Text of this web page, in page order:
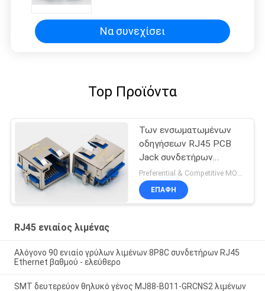
Να συνεχίσει
Top Προϊόντα
Των ενσωματωμένων
οδηγήσεων RJ45 PCB
Jack συνδετήρων
λιμένας που
προστατεύεται ενιαίος
με τις ετικέττες της
Preferential & Competitive MOQ:6000
ΕΠΑΦΉ
RJ45 ενιαίος λιμένας
Αλόγονο 90 ενιαίο γρύλων λιμένων 8P8C συνδετήρων RJ45
Ethernet βαθμού - ελεύθερο
SMT δευτερεύον θηλυκό γένος MJ88-B011-GRCNS2 λιμένων